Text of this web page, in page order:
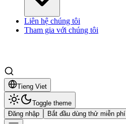
Liên hệ chúng tôi
Tham gia với chúng tôi
Tieng Viet
Toggle theme
Đăng nhập
Bắt đầu dùng thử miễn phí